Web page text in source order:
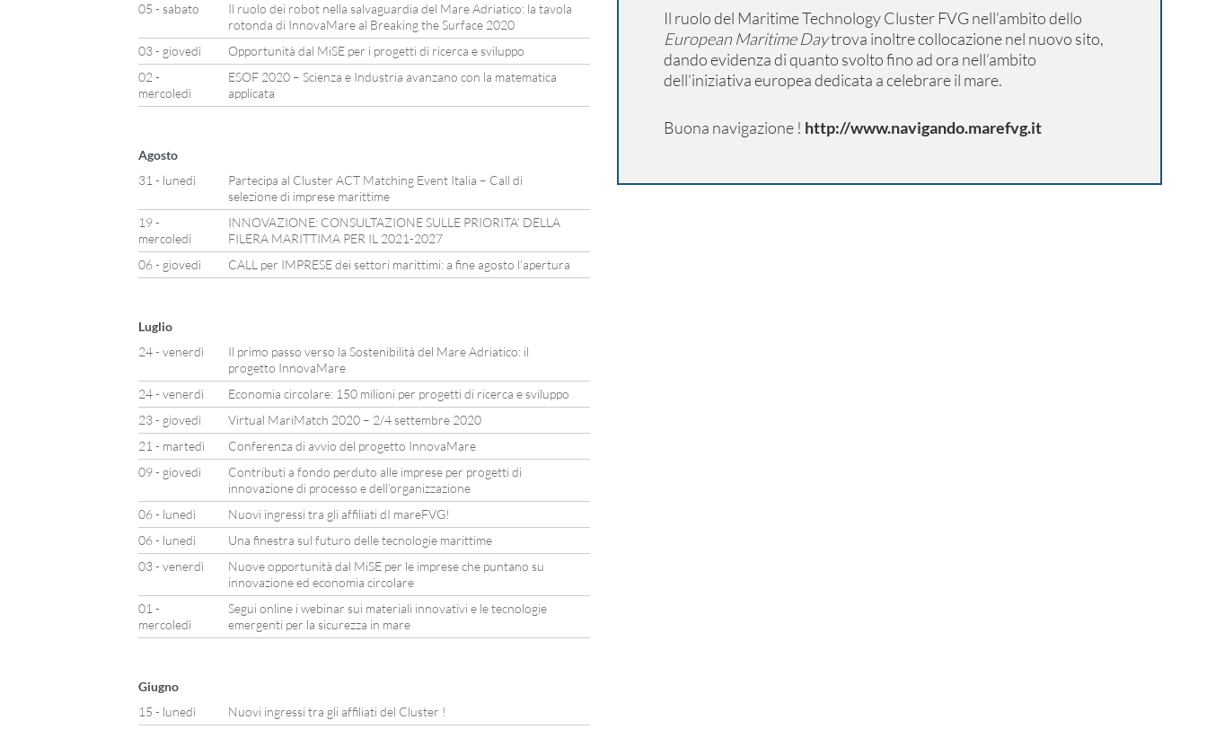
05 - sabato
Il ruolo dei robot nella salvaguardia del Mare Adriatico: la tavola
rotonda di InnovaMare al Breaking the Surface 2020
03 - giovedì
Opportunità dal MiSE per i progetti di ricerca e sviluppo
02 -
mercoledì
ESOF 2020 – Scienza e Industria avanzano con la matematica
applicata
Agosto
31 - lunedì
Partecipa al Cluster ACT Matching Event Italia – Call di
selezione di imprese marittime
19 -
mercoledì
INNOVAZIONE: CONSULTAZIONE SULLE PRIORITA’ DELLA
FILERA MARITTIMA PER IL 2021-2027
06 - giovedì
CALL per IMPRESE dei settori marittimi: a fine agosto l’apertura
Luglio
24 - venerdì
Il primo passo verso la Sostenibilità del Mare Adriatico: il
progetto InnovaMare
24 - venerdì
Economia circolare: 150 milioni per progetti di ricerca e sviluppo
23 - giovedì
Virtual MariMatch 2020 – 2/4 settembre 2020
21 - martedì
Conferenza di avvio del progetto InnovaMare
09 - giovedì
Contributi a fondo perduto alle imprese per progetti di
innovazione di processo e dell’organizzazione
06 - lunedì
Nuovi ingressi tra gli affiliati dI mareFVG!
06 - lunedì
Una finestra sul futuro delle tecnologie marittime
03 - venerdì
Nuove opportunità dal MiSE per le imprese che puntano su
innovazione ed economia circolare
01 -
mercoledì
Segui online i webinar sui materiali innovativi e le tecnologie
emergenti per la sicurezza in mare
Giugno
15 - lunedì
Nuovi ingressi tra gli affiliati del Cluster !
Il ruolo del Maritime Technology Cluster FVG nell’ambito dello
European Maritime Daytrova inoltre collocazione nel nuovo sito,
dando evidenza di quanto svolto fino ad ora nell’ambito
dell’iniziativa europea dedicata a celebrare il mare.
Buona navigazione ! http://www.navigando.marefvg.it